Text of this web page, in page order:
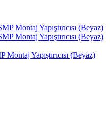
Yapıştırıcısı (Beyaz)